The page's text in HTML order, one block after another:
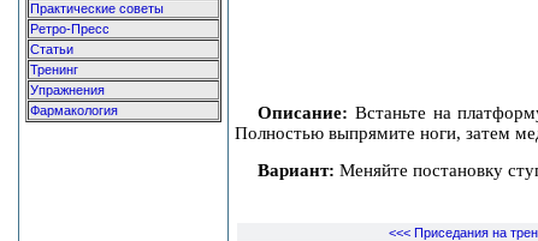
Практические советы
Ретро-Пресс
Статьи
Тренинг
Упражнения
Фармакология
Описание: Встаньте на
Полностью выпрямите ноги, затем
Вариант: Меняйте постановку
<<< Приседания на